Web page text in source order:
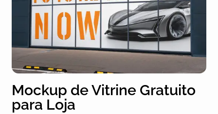
Mockup de Vitrine Gratuito
para Loja